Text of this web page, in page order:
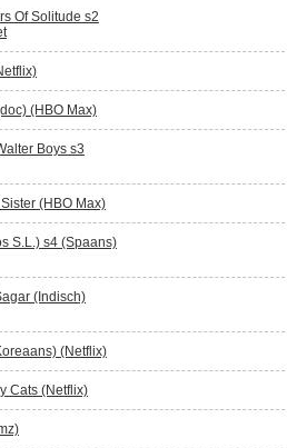
Of Solitude s2
(HBO Max)
Boys s3
(HBO Max)
S.L.) s4 (Spaans)
(Indisch)
(Netflix)
Cats (Netflix)